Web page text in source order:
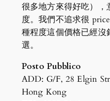
很多地方來得好吃）
度。我們不追求很
種程度這個價格已經
選。
Posto Pubblico
ADD: G/F, 28 Elgin
Hong Kong